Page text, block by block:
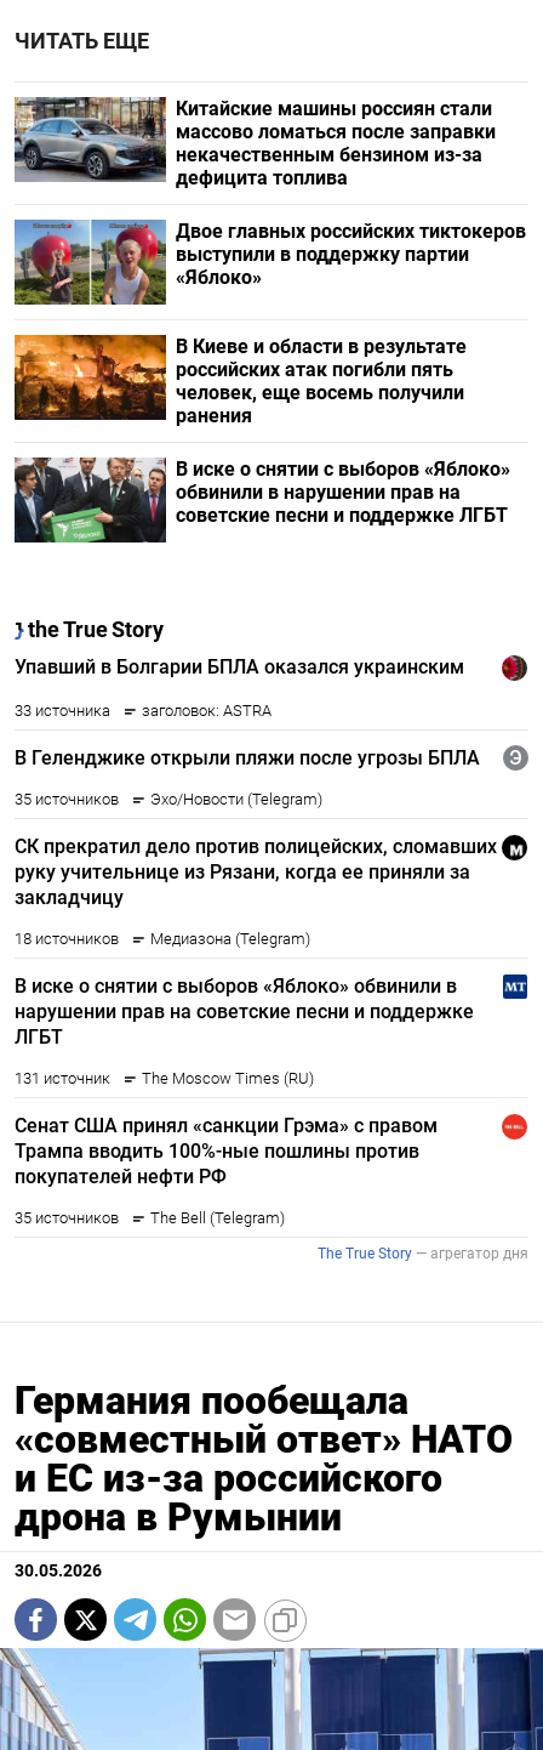
ЧИТАТЬ ЕЩЕ
Китайские машины россиян стали
массово ломаться после заправки
некачественным бензином из-за
дефицита топлива
Двое главных российских тиктокеров
выступили в поддержку партии
«Яблоко»
В Киеве и области в результате
российских атак погибли пять
человек, еще восемь получили
ранения
В иске о снятии с выборов «Яблоко»
обвинили в нарушении прав на
советские песни и поддержке ЛГБТ
Германия пообещала
«совместный ответ» НАТО
и ЕС из-за российского
дрона в Румынии
30.05.2026